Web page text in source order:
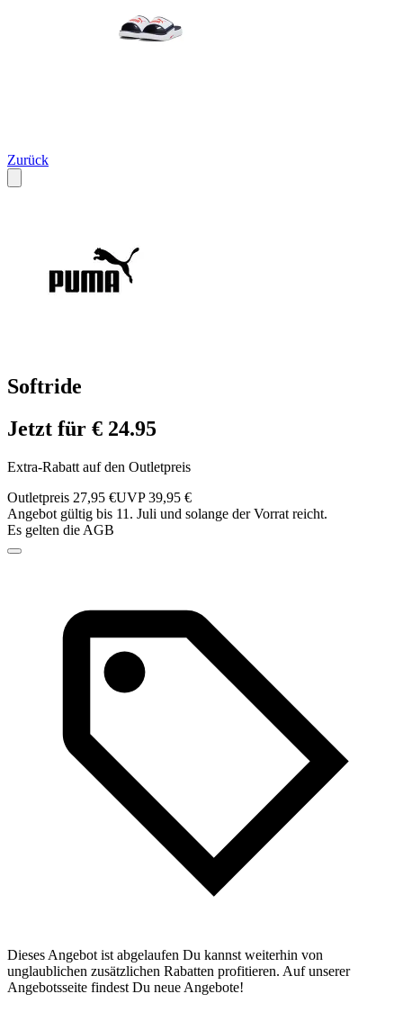
Zurück
Softride
Jetzt für € 24.95
Extra-Rabatt auf den Outletpreis
Outletpreis 27,95 €UVP 39,95 €
Angebot gültig bis 11. Juli und solange der Vorrat reicht.
Es gelten die AGB
Dieses Angebot ist abgelaufen Du kannst weiterhin von
unglaublichen zusätzlichen Rabatten profitieren. Auf unserer
Angebotsseite findest Du neue Angebote!